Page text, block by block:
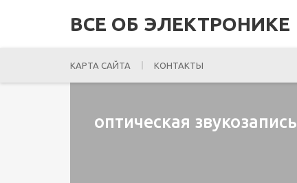
ВСЕ ОБ ЭЛЕКТРОНИКЕ
КАРТА САЙТА КОНТАКТЫ
оптическая звукозапись